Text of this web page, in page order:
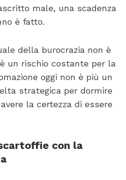
male, una scadenza
è fatto.
della burocrazia non è
un rischio costante per la
oggi non è più un
strategica per dormire
la certezza di essere
con la